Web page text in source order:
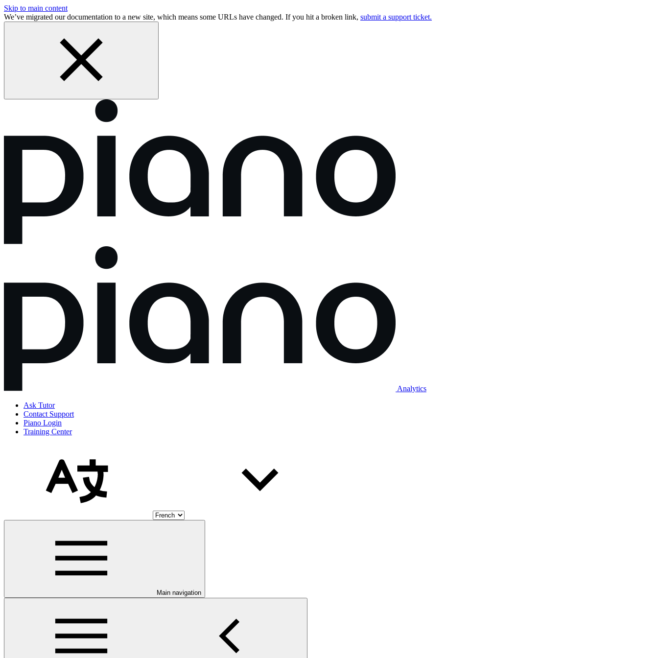
Skip to main content
We’ve migrated our documentation to a new site, which means some URLs have changed. If you hit a broken link, submit a support ticket.
Analytics
Ask Tutor
Contact Support
Piano Login
Training Center
Main navigation